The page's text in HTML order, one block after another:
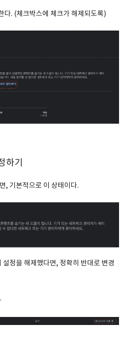
다. (체크박스에 체크가 해제되도록)
하기
, 기본적으로 이 상태이다.
정을 해제했다면, 정확히 반대로 변경